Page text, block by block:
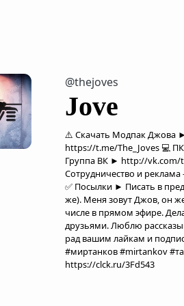
@thejoves
Jove
⚠️ Скачать Модпак Джова
https://t.me/The_Joves 💻
Группа ВК ► http://vk.com/
Сотрудничество и реклама
✅ Посылки ► Писать в
же). Меня зовут Джов, он
числе в прямом эфире.
друзьями. Люблю
рад вашим лайкам и
#миртанков #mirtankov
https://clck.ru/3Fd543